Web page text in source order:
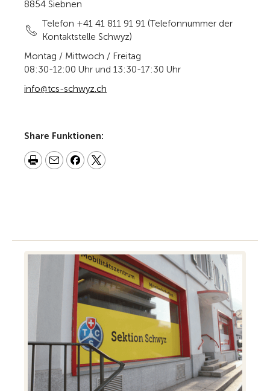
8854 Siebnen
Telefon +41 41 811 91 91 (Telefonnummer der
Kontaktstelle Schwyz)
Montag / Mittwoch / Freitag
08:30-12:00 Uhr und 13:30-17:30 Uhr
info@tcs-schwyz.ch
Share Funktionen: